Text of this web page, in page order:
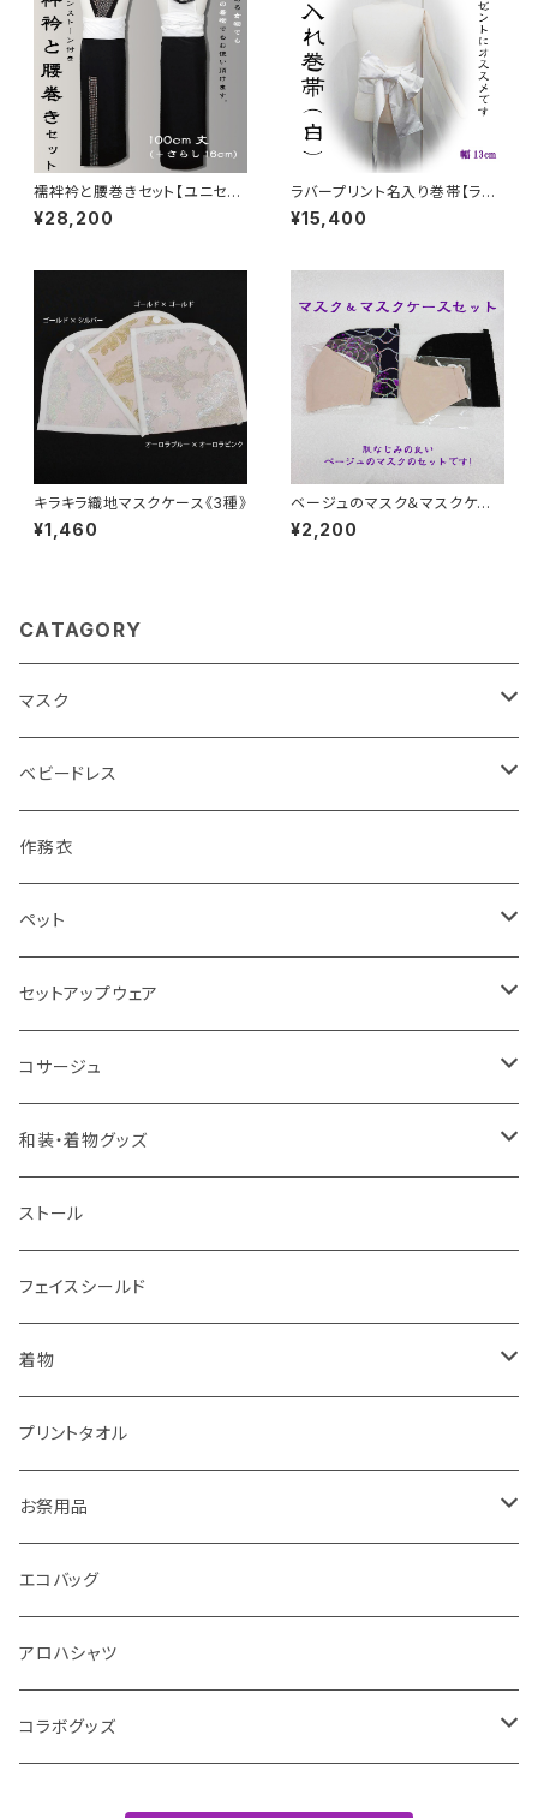
襦袢衿と腰巻きセット【ユニセッ
クス】
¥28,200
ラバープリント名入り巻帯【ラメ
入り白】
¥15,400
キラキラ織地マスクケース《3種》
¥1,460
ベージュのマスク＆マスクケー
スセット【2種】
¥2,200
CATAGORY
マスク
シルク
裏シルク
綿
クールマックス(吸水速乾UVカットふわふわ)
クールマーベラス(ひんやり柔らか)
シンボイル(シワになりにくい吸水速乾)
こどもサイズ
抗菌防臭加工
パイピングマスク
マスクセット
ベビードレス
セレモニードレス
作務衣
ペット
ドッグウェア
キャリーバッグ
セットアップウェア
フレアパンツ
コサージュ
ブローチ
帯留め
髪留め
かんざし
和装・着物グッズ
重ね衿
足袋
襦袢
男 半襦袢 袖無し
反物
お仕立てセット
小物
マスクケース
羽織紐
巻帯
ストール
フェイスシールド
着物
浴衣
プリントタオル
お祭用品
手提げ
エコバッグ
アロハシャツ
コラボグッズ